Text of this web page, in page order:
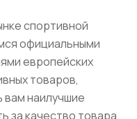
спортивной
официальными
европейских
товаров,
вам наилучшие
за качество товара.